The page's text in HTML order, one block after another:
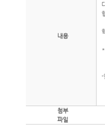
내용
-
첨부
파일